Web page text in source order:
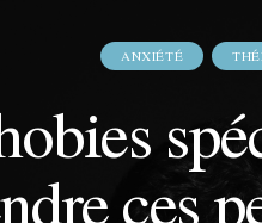
ANXIÉTÉ
ces